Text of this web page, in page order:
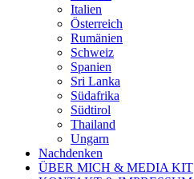
Italien
Österreich
Rumänien
Schweiz
Spanien
Sri Lanka
Südafrika
Südtirol
Thailand
Ungarn
Nachdenken
ÜBER MICH & MEDIA KIT